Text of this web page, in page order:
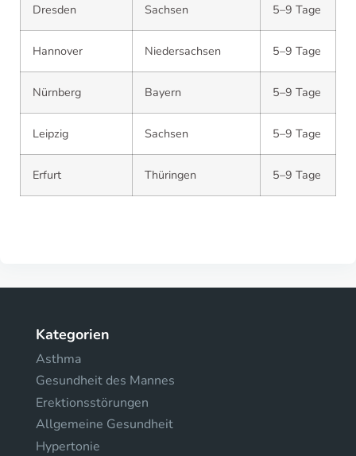
Dresden Sachsen 5–9 Tage
Hannover Niedersachsen 5–9 Tage
Nürnberg Bayern 5–9 Tage
Leipzig Sachsen 5–9 Tage
Erfurt Thüringen 5–9 Tage
Kategorien
Asthma
Gesundheit des Mannes
Erektionsstörungen
Allgemeine Gesundheit
Hypertonie